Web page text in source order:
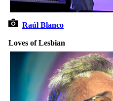
Raúl Blanco
Loves of Lesbian